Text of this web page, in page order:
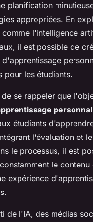
planification
appropriées. En
l'intelligence
il est possible de
pour les étudiants.
de se rappeler que
étudiants
l'évaluation et
le processus, il est
le contenu
expérience
de l'IA, des médias